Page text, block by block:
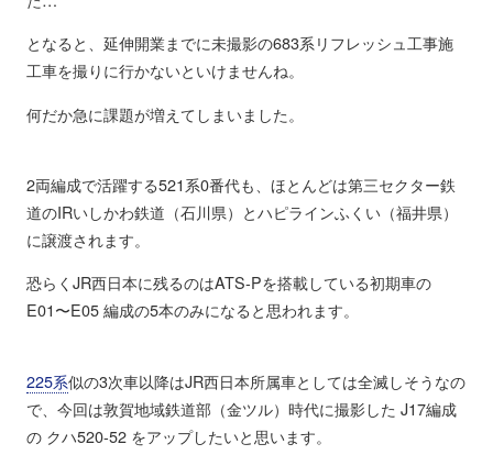
となると、延伸開業までに未撮影の683系リフレッシュ工事施
工車を撮りに行かないといけませんね。
何だか急に課題が増えてしまいました。
2両編成で活躍する521系0番代も、ほとんどは第三セクター鉄
道のIRいしかわ鉄道（石川県）とハピラインふくい（福井県）
に譲渡されます。
恐らくJR西日本に残るのはATS-Pを搭載している初期車の
E01〜E05 編成の5本のみになると思われます。
225系似の3次車以降はJR西日本所属車としては全滅しそうなの
で、今回は敦賀地域鉄道部（金ツル）時代に撮影した J17編成
の クハ520-52 をアップしたいと思います。